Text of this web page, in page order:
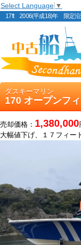
Select Language ▼
17ft 2006(平成18)年 限定
ダスキーマリン
170 オープンフ
売却価格： 1,380,000
大幅値下げ、１７フィー